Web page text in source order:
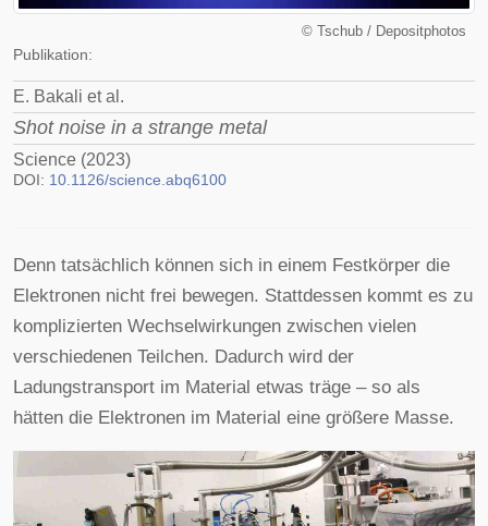
© Tschub / Depositphotos
Publikation:
E. Bakali et al.
Shot noise in a strange metal
Science (2023)
DOI: 10.1126/science.abq6100
Denn tatsächlich können sich in einem Festkörper die
Elektronen nicht frei bewegen. Stattdessen kommt es zu
komplizierten Wechselwirkungen zwischen vielen
verschiedenen Teilchen. Dadurch wird der
Ladungstransport im Material etwas träge – so als
hätten die Elektronen im Material eine größere Masse.